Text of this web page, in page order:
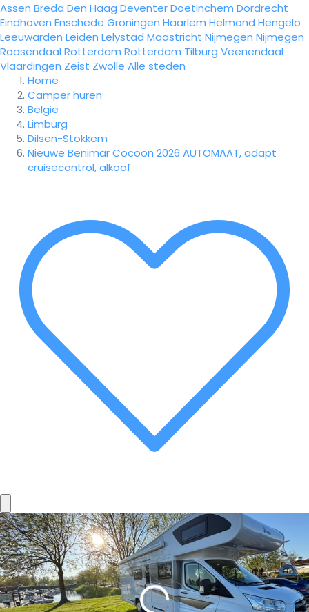
Assen Breda Den Haag DeventerDoetinchem Dordrecht
Eindhoven Enschede Groningen Haarlem Helmond Hengelo
Leeuwarden Leiden Lelystad Maastricht Nijmegen Nijmegen
Roosendaal Rotterdam Rotterdam Tilburg Veenendaal
Vlaardingen Zeist Zwolle Alle steden
Home
Camper huren
België
Limburg
Dilsen-Stokkem
Nieuwe Benimar Cocoon 2026 AUTOMAAT, adapt
cruisecontrol, alkoof